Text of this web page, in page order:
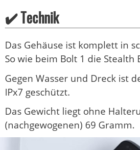
✔️ Technik
Das Gehäuse ist komplett in
So wie beim Bolt 1 die Stealth
Gegen Wasser und Dreck ist
IPx7 geschützt.
Das Gewicht liegt ohne
(nachgewogenen) 69 Gramm.